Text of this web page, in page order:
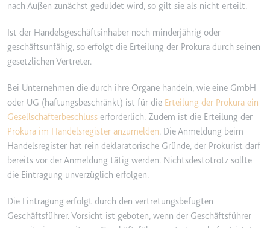
Ablauf:
3 Monate
Typ:
HTTP-Cookie
Anbieter:
www.googletagmanager.com
Zweck:
Verfolgt die Konversionsrate
zwischen dem Nutzer und den
Werbebannern auf der Website -
Dies dient der Optimierung der
Relevanz der Werbung auf der
Website.
Typ:
HTML Local Storage
nach Außen zunächst geduldet wird, so gilt sie als nicht erteilt.
Ist der Handelsgeschäftsinhaber noch minderjährig oder
geschäftsunfähig, so erfolgt die Erteilung der Prokura durch seinen
gesetzlichen Vertreter.
Bei Unternehmen die durch ihre Organe handeln, wie eine GmbH
oder UG (haftungsbeschränkt) ist für die Erteilung der Prokura ein
Gesellschafterbeschluss erforderlich. Zudem ist die Erteilung der
Prokura im Handelsregister anzumelden. Die Anmeldung beim
Handelsregister hat rein deklaratorische Gründe, der Prokurist darf
bereits vor der Anmeldung tätig werden. Nichtsdestotrotz sollte
die Eintragung unverzüglich erfolgen.
Die Eintragung erfolgt durch den vertretungsbefugten
Geschäftsführer. Vorsicht ist geboten, wenn der Geschäftsführer